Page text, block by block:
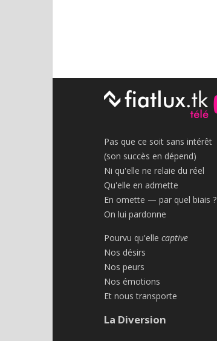
Pas que ce soit sans intérêt
(son succès en dépend)
Ni qu'elle ne relaie du réel
Qu'elle en admette
En omette — par quel biais ?
On lui pardonne
Pourvu qu'elle captive
Nos désirs
Nos peurs
Nos émotions
Et nous transporte
La Diversion